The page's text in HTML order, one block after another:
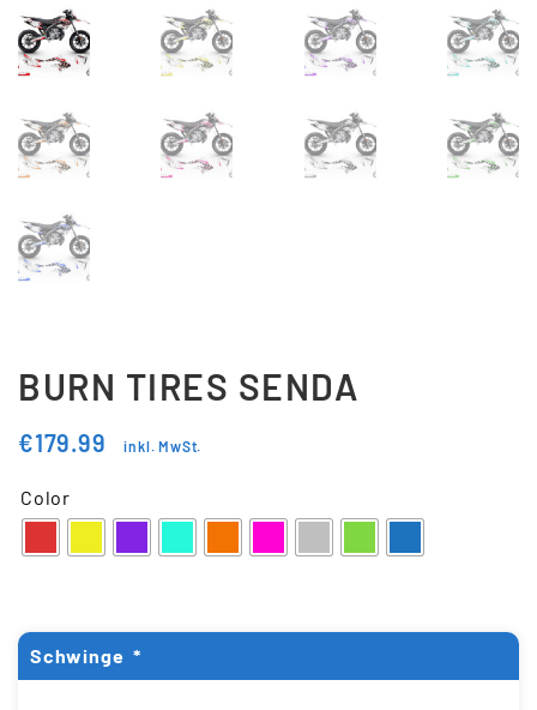
Warenkorb
Widerrufsbelehrung
Wunschliste
BURN TIRES SENDA
€179.99 inkl. MwSt.
Color
Schwinge *